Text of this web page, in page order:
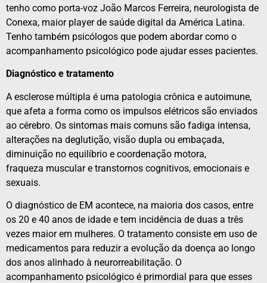
tenho como porta-voz João Marcos Ferreira, neurologista de
Conexa, maior player de saúde digital da América Latina.
Tenho também psicólogos que podem abordar como o
acompanhamento psicológico pode ajudar esses pacientes.
Diagnóstico e tratamento
A esclerose múltipla é uma patologia crônica e autoimune,
que afeta a forma como os impulsos elétricos são enviados
ao cérebro. Os sintomas mais comuns são fadiga intensa,
alterações na deglutição, visão dupla ou embaçada,
diminuição no equilíbrio e coordenação motora,
fraqueza muscular e transtornos cognitivos, emocionais e
sexuais.
O diagnóstico de EM acontece, na maioria dos casos, entre
os 20 e 40 anos de idade e tem incidência de duas a três
vezes maior em mulheres. O tratamento consiste em uso de
medicamentos para reduzir a evolução da doença ao longo
dos anos alinhado à neurorreabilitação. O
acompanhamento psicológico é primordial para que esses